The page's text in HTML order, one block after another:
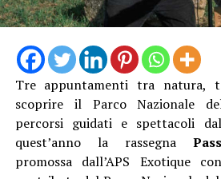
Camminando nel borgo si
artistiche per tutti i gusti.
Conversi andrà in scena lo
“Le Donne del Fuoco” a cura di
Tre appuntamenti tra natura,
scoprire il Parco Nazionale
percorsi guidati e spettacoli
quest’anno la rassegna
promossa dall’APS Exotique